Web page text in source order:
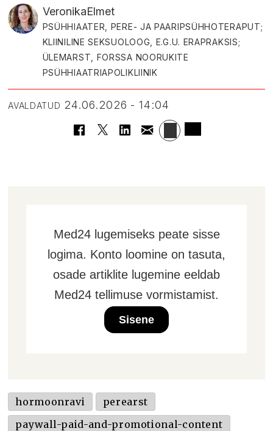
VeronikaElmet
PSÜHHIAATER, PERE- JA PAARIPSÜHHOTERAPUT;
KLIINILINE SEKSUOLOOG, E.G.U. ERAPRAKSIS;
ÜLEMARST, FORSSA NOORUKITE
PSÜHHIAATRIAPOLIKLIINIK
AVALDATUD 24.06.2026 - 14:04
Med24 lugemiseks peate sisse
logima. Konto loomine on tasuta,
osade artiklite lugemine eeldab
Med24 tellimuse vormistamist.
Sisene
hormoonravi
perearst
paywall-paid-and-promotional-content